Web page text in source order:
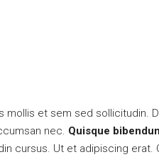
et sem sed sollicitudin.
nec. Quisque
cursus. Ut et adipiscing erat.